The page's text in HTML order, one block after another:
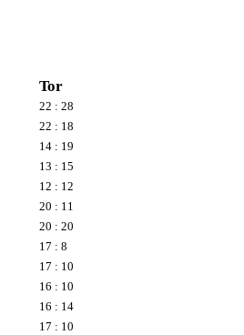
Tor
22 : 28
22 : 18
14 : 19
13 : 15
12 : 12
20 : 11
20 : 20
17 : 8
17 : 10
16 : 10
16 : 14
17 : 10